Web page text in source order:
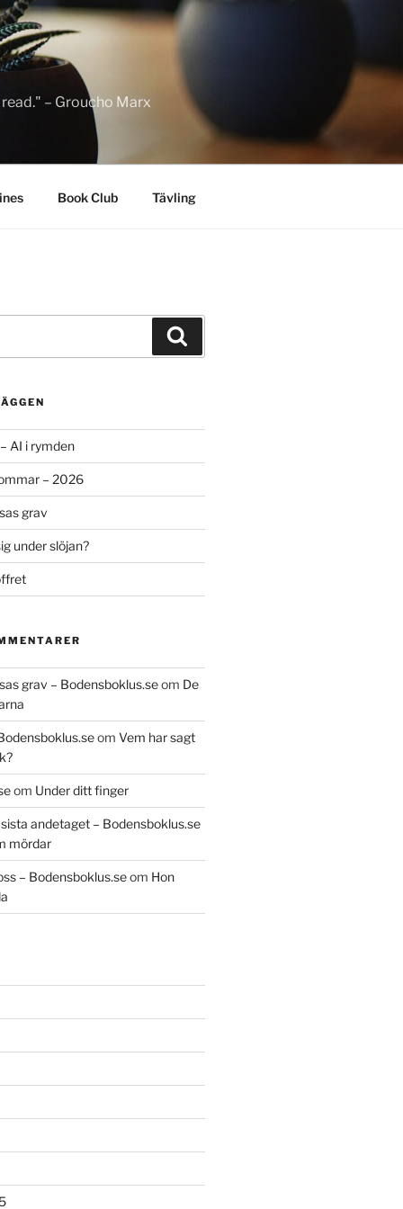
– Groucho Marx
Book Club Tävling
AI i rymden
– 2026
grav
under slöjan?
grav – Bodensboklus.seom De
om Vem har sagt
om Under ditt finger
andetaget – Bodensboklus.se
mördar
– Bodensboklus.seom Hon